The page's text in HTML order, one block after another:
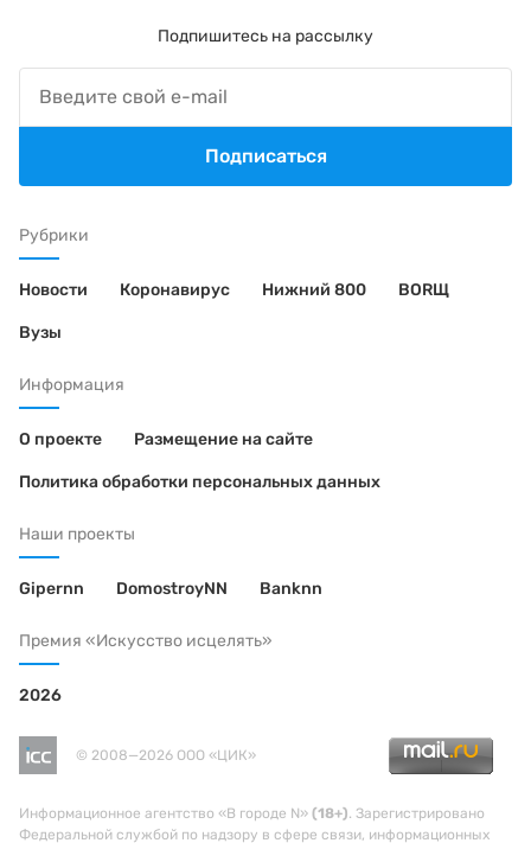
Рубрики
Новости Коронавирус Нижний 800 BORЩ
Вузы
Информация
О проекте Размещение на сайте
Политика обработки персональных данных
Наши проекты
Gipernn DomostroyNN Banknn
Премия «Искусство исцелять»
2026
© 2008—2026 ООО «ЦИК»
Информационное агентство «В городе N» (18+). Зарегистрировано
Федеральной службой по надзору в сфере связи, информационных
Подпишитесь на рассылку
Подписаться